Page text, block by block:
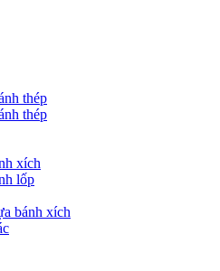
thép
thép
xích
lốp
bánh xích